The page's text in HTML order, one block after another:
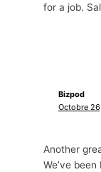
for a job.
Bizpod
Octobre
Another
We’ve